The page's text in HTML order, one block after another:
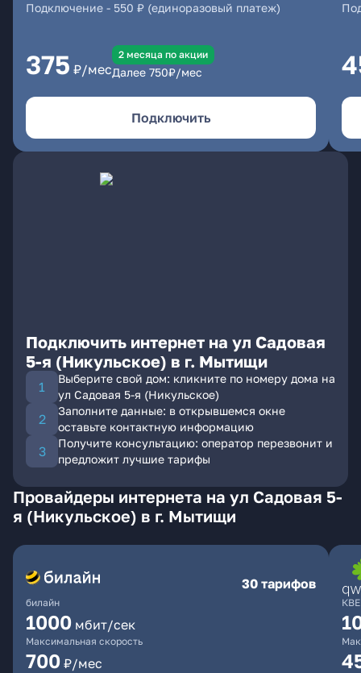
Подключение - 550 ₽ (единоразовый платеж)
375 ₽/мес
2 месяцa по акции
Далее 750₽/мес
Подключить
Подключить интернет на ул Садовая
5-я (Никульское) в г. Мытищи
Выберите свой дом: кликните по номеру дома на
ул Садовая 5-я (Никульское)
Заполните данные: в открывшемся окне
оставьте контактную информацию
Получите консультацию: оператор перезвонит и
предложит лучшие тарифы
Провайдеры интернета на ул Садовая 5-
я (Никульское) в г. Мытищи
билайн
30 тарифов
1000 мбит/сек
Максимальная скорость
700 ₽/мес